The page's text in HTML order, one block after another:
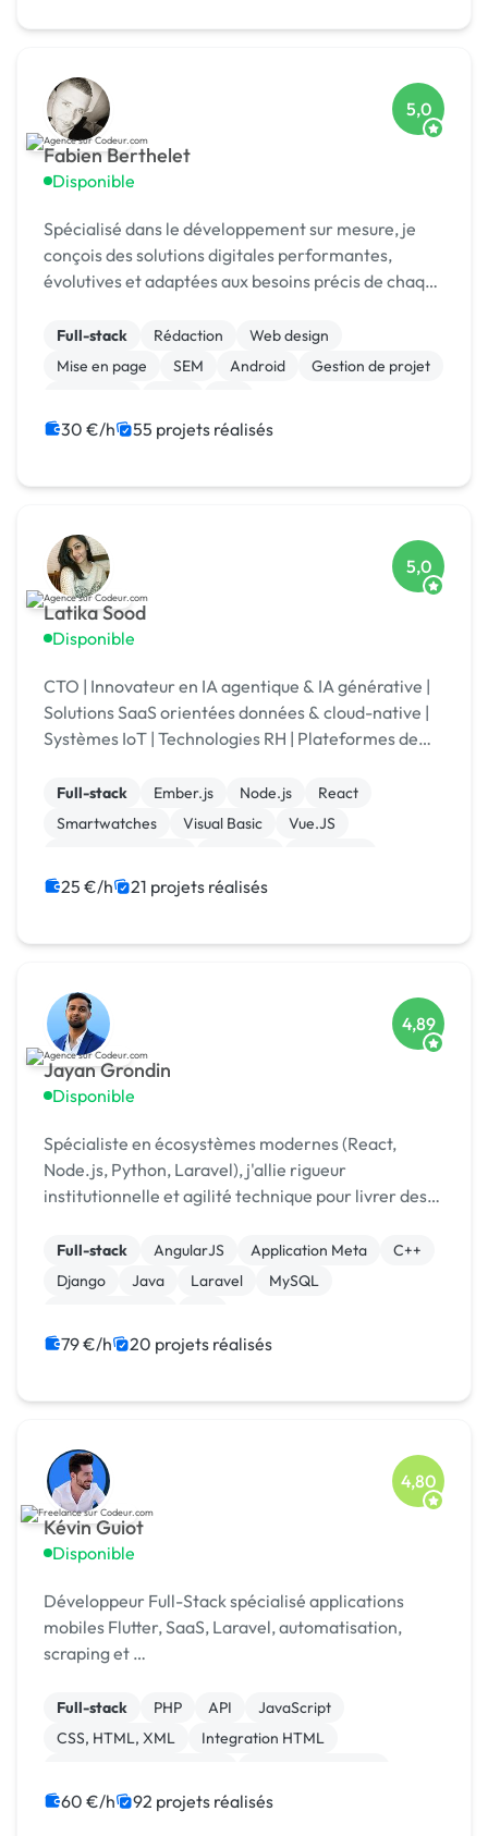
Fabien Berthelet
Disponible
5,0
Spécialisé dans le développement sur mesure, je
conçois des solutions digitales performantes,
évolutives et adaptées aux besoins précis de chaque
Full-stack Rédaction
Web design
Mise en page
SEM Android
Gestion de projet
30 €/h 55 projets réalisés
Latika Sood
Disponible
5,0
CTO | Innovateur en IA agentique & IA générative |
Solutions SaaS orientées données & cloud-native |
Systèmes IoT | Technologies RH | Plateformes de
Full-stack Ember.js Node.js
React
Smartwatches
Visual Basic
Vue.JS
25 €/h 21 projets réalisés
Jayan Grondin
Disponible
4,89
Spécialiste en écosystèmes modernes (React,
Node.js, Python, Laravel), j'allie rigueur
institutionnelle et agilité technique pour livrer des
Full-stack AngularJS Application Meta
C++
Django
Java Laravel
MySQL
79 €/h 20 projets réalisés
Kévin Guiot
Disponible
4,80
Développeur Full-Stack spécialisé applications
mobiles Flutter, SaaS, Laravel, automatisation,
scraping et …
Full-stack PHP API
JavaScript
CSS, HTML, XML
Integration HTML
Ruby on Rails
Paypal
60 €/h 92 projets réalisés